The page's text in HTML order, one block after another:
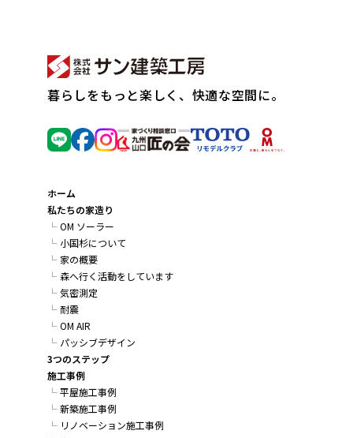
暮らしをもっと楽しく、快適な空間に。
ホーム
私たちの家造り
OM ソーラー
小国杉について
家の概要
森へ行く活動をしています
気密測定
耐震
OM AIR
パッシブデザイン
3つのステップ
施工事例
平屋施工事例
新築施工事例
リノベーション施工事例